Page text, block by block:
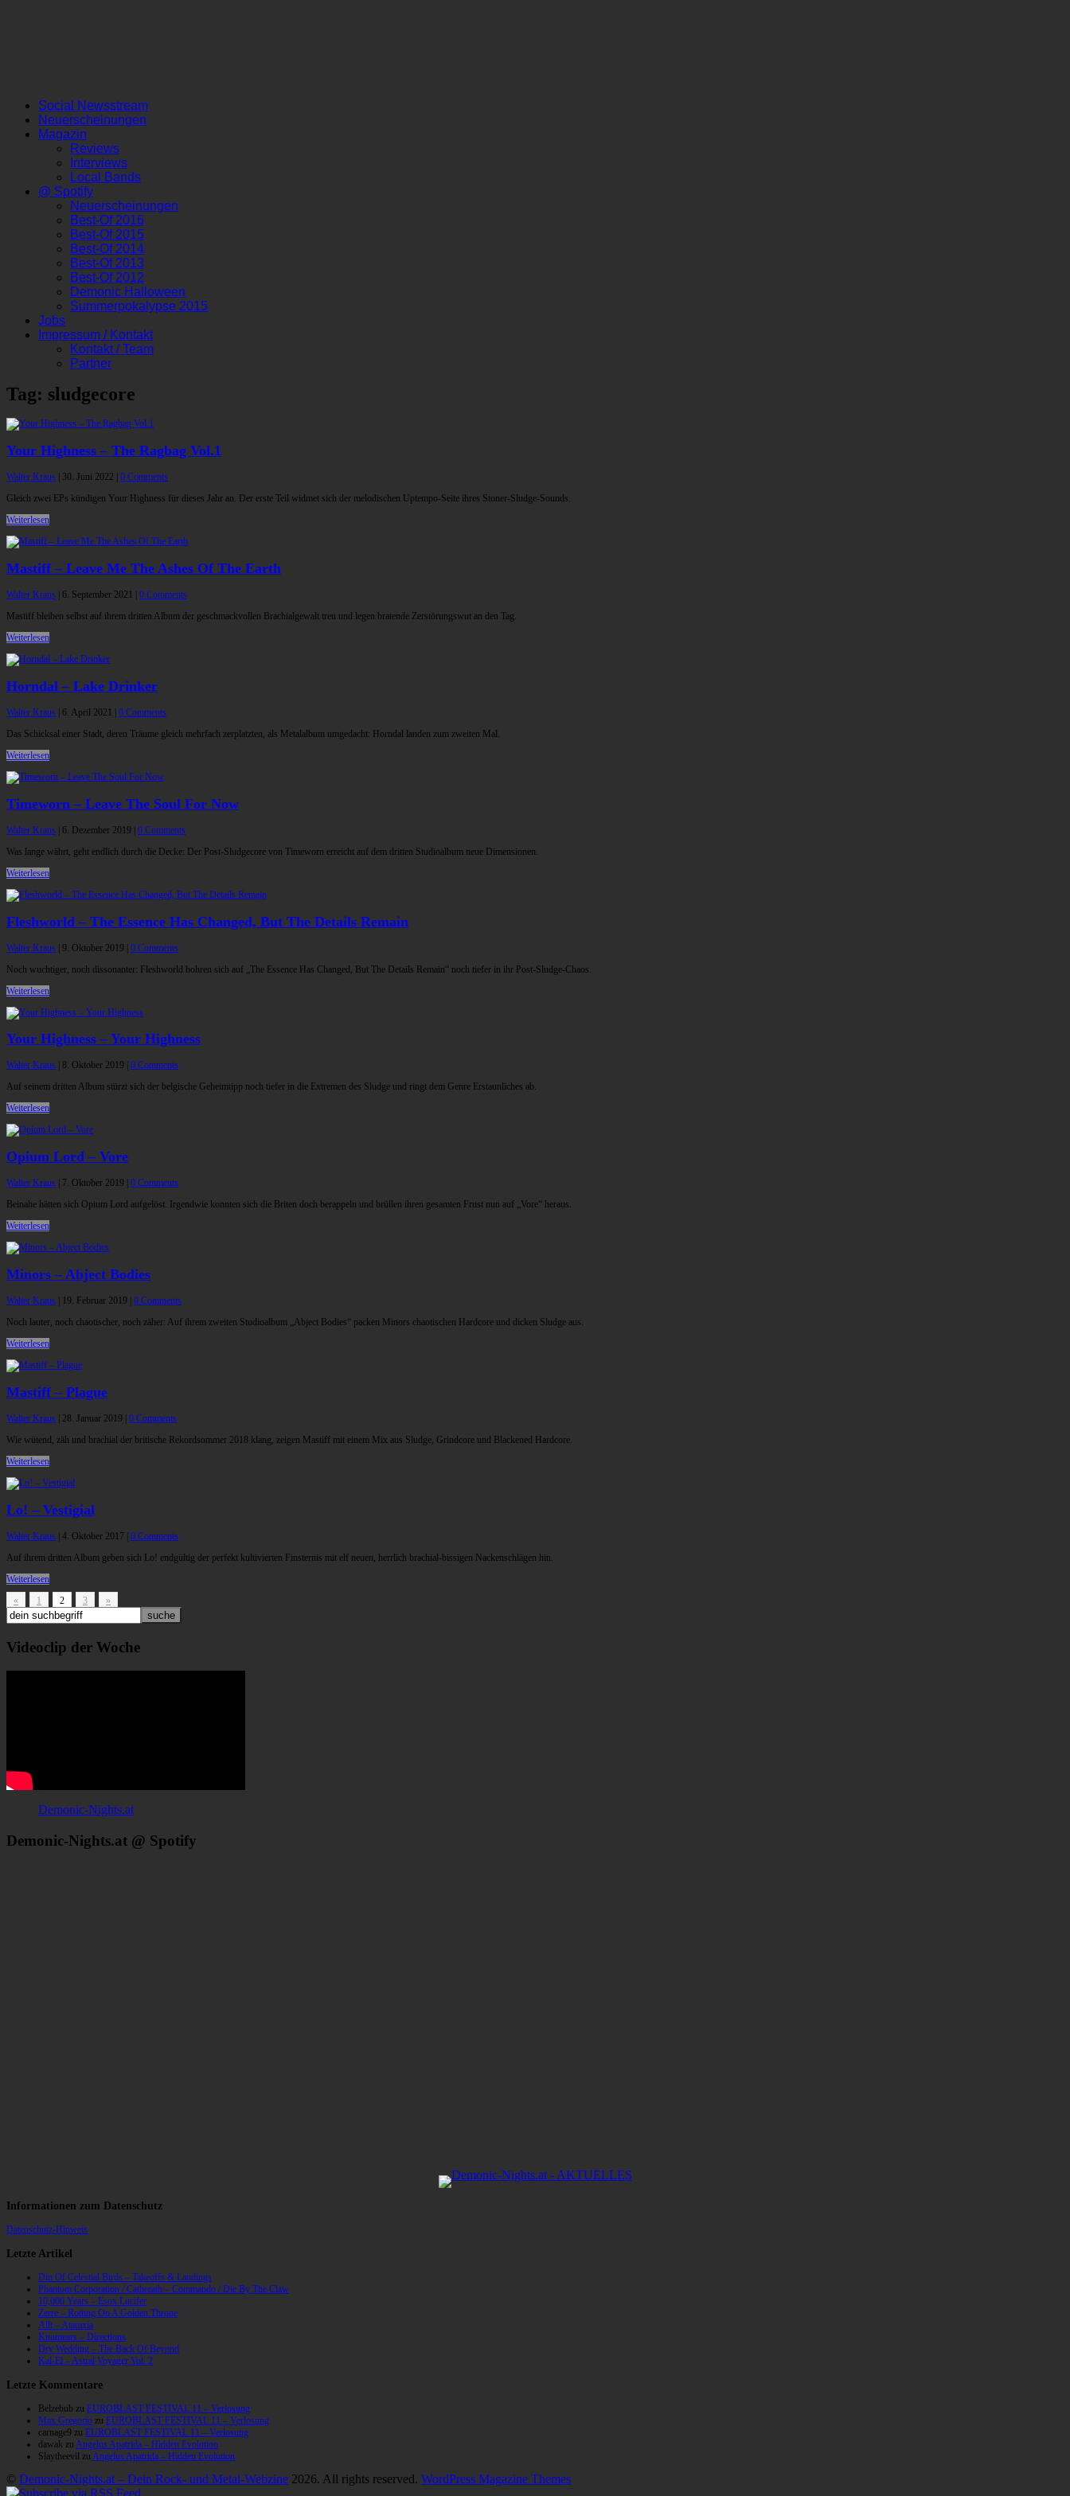
Social Newsstream
Neuerscheinungen
Magazin
Reviews
Interviews
Local Bands
@ Spotify
Neuerscheinungen
Best-Of 2016
Best-Of 2015
Best-Of 2014
Best-Of 2013
Best-Of 2012
Demonic Halloween
Summerpokalypse 2015
Jobs
Impressum / Kontakt
Kontakt / Team
Partner
Tag: sludgecore
Your Highness – The Ragbag Vol.1
Walter Kraus 30. Juni 2022
0 Comments
Gleich zwei EPs kündigen Your Highness für dieses Jahr an. Der erste Teil widmet sich der melodischen Uptempo-Seite ihres Stoner-Sludge-Sounds.
Weiterlesen
Mastiff – Leave Me The Ashes Of The Earth
Walter Kraus 6. September 2021
0 Comments
Mastiff bleiben selbst auf ihrem dritten Album der geschmackvollen Brachialgewalt treu und legen bratende Zerstörungswut an den Tag.
Weiterlesen
Horndal – Lake Drinker
Walter Kraus 6. April 2021
0 Comments
Das Schicksal einer Stadt, deren Träume gleich mehrfach zerplatzten, als Metalalbum umgedacht: Horndal landen zum zweiten Mal.
Weiterlesen
Timeworn – Leave The Soul For Now
Walter Kraus 6. Dezember 2019
0 Comments
Was lange währt, geht endlich durch die Decke: Der Post-Sludgecore von Timeworn erreicht auf dem dritten Studioalbum neue Dimensionen.
Weiterlesen
Fleshworld – The Essence Has Changed, But The Details Remain
Walter Kraus 9. Oktober 2019
0 Comments
Noch wuchtiger, noch dissonanter: Fleshworld bohren sich auf „The Essence Has Changed, But The Details Remain“ noch tiefer in ihr Post-Sludge-Chaos.
Weiterlesen
Your Highness – Your Highness
Walter Kraus 8. Oktober 2019
0 Comments
Auf seinem dritten Album stürzt sich der belgische Geheimtipp noch tiefer in die Extremen des Sludge und ringt dem Genre Erstaunliches ab.
Weiterlesen
Opium Lord – Vore
Walter Kraus 7. Oktober 2019
0 Comments
Beinahe hätten sich Opium Lord aufgelöst. Irgendwie konnten sich die Briten doch berappeln und brüllen ihren gesamten Frust nun auf „Vore“ heraus.
Weiterlesen
Minors – Abject Bodies
Walter Kraus 19. Februar 2019
0 Comments
Noch lauter, noch chaotischer, noch zäher: Auf ihrem zweiten Studioalbum „Abject Bodies“ packen Minors chaotischen Hardcore und dicken Sludge aus.
Weiterlesen
Mastiff – Plague
Walter Kraus 28. Januar 2019
0 Comments
Wie wütend, zäh und brachial der britische Rekordsommer 2018 klang, zeigen Mastiff mit einem Mix aus Sludge, Grindcore und Blackened Hardcore.
Weiterlesen
Lo! – Vestigial
Walter Kraus 4. Oktober 2017 0 Comments
Auf ihrem dritten Album geben sich Lo! endgültig der perfekt kultivierten Finsternis mit elf neuen, herrlich brachial-bissigen Nackenschlägen hin.
Weiterlesen
«
1 2 3 »
Videoclip der Woche
Demonic-Nights.at
Demonic-Nights.at @ Spotify
Informationen zum Datenschutz
Datenschutz-Hinweis
Letzte Artikel
Din Of Celestial Birds – Takeoffs & Landings
Phantom Corporation / Catbreath – Commando / Die By The Claw
10,000 Years – Esox Lucifer
Zerre – Rotting On A Golden Throne
Allt – Ataraxia
Knumears – Directions
Dry Wedding – The Back Of Beyond
Kal-El – Astral Voyager Vol. 2
Letzte Kommentare
Belzebub zu EUROBLAST FESTIVAL 11 – Verlosung
Max Gregorio zu EUROBLAST FESTIVAL 11 – Verlosung
carnage9 zu EUROBLAST FESTIVAL 11 – Verlosung
dawak zu Angelus Apatrida – Hidden Evolution
Slaytheevil zu Angelus Apatrida – Hidden Evolution
© Demonic-Nights.at – Dein Rock- und Metal-Webzine 2026. All rights reserved. WordPress Magazine Themes